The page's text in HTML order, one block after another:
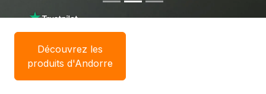
Découvrez les
produits d'Andorre